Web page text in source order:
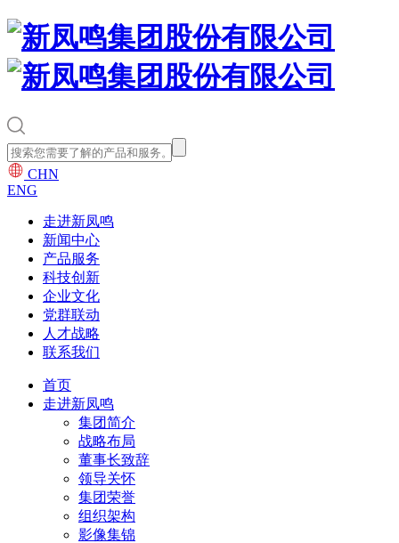
CHN
ENG
走进新凤鸣
新闻中心
产品服务
科技创新
企业文化
党群联动
人才战略
联系我们
首页
走进新凤鸣
集团简介
战略布局
董事长致辞
领导关怀
集团荣誉
组织架构
影像集锦